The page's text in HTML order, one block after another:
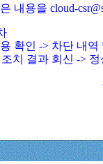
내용을 cloud-
확인 -> 차단 내
치 결과 회신 ->